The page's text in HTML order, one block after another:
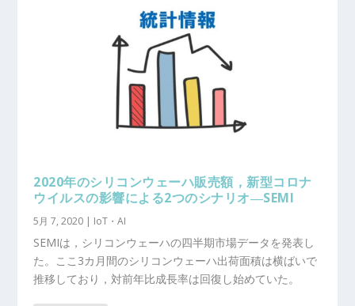
2020年のシリコンウェーハ販売額，新型コロナ
ウイルスの影響による2つのシナリオ―SEMI
5月 7, 2020 | IoT・AI
SEMIは，シリコンウェーハの四半期市場データを発表し
た。ここ3カ月間のシリコンウェーハ出荷面積は横ばいで
推移しており，対前年比成長率は回復し始めていた。